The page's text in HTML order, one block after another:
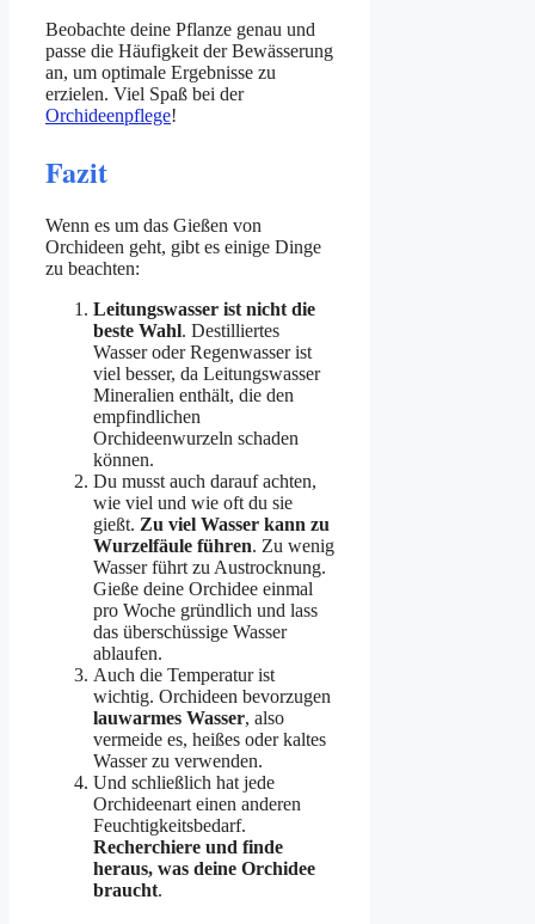
Beobachte deine Pflanze genau und
passe die Häufigkeit der Bewässerung
an, um optimale Ergebnisse zu
erzielen. Viel Spaß bei der
Orchideenpflege!
Fazit
Wenn es um das Gießen von
Orchideen geht, gibt es einige Dinge
zu beachten:
Leitungswasser ist nicht die
beste Wahl. Destilliertes
Wasser oder Regenwasser ist
viel besser, da Leitungswasser
Mineralien enthält, die den
empfindlichen
Orchideenwurzeln schaden
können.
Du musst auch darauf achten,
wie viel und wie oft du sie
gießt. Zu viel Wasser kann zu
Wurzelfäule führen. Zu wenig
Wasser führt zu Austrocknung.
Gieße deine Orchidee einmal
pro Woche gründlich und lass
das überschüssige Wasser
ablaufen.
Auch die Temperatur ist
wichtig. Orchideen bevorzugen
lauwarmes Wasser, also
vermeide es, heißes oder kaltes
Wasser zu verwenden.
Und schließlich hat jede
Orchideenart einen anderen
Feuchtigkeitsbedarf.
Recherchiere und finde
heraus, was deine Orchidee
braucht.